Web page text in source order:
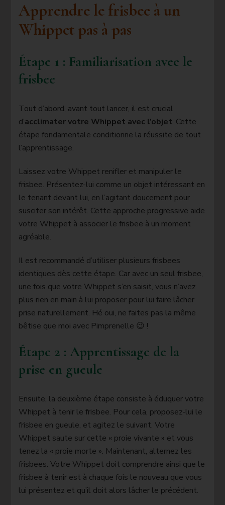
Apprendre le frisbee à un
Whippet pas à pas
Étape 1 : Familiarisation avec le
frisbee
Tout d’abord, avant tout lancer, il est crucial
d’acclimater votre Whippet avec l’objet. Cette
étape fondamentale conditionne la réussite de tout
l’apprentissage.
Laissez votre Whippet renifler et manipuler le
frisbee. Présentez-lui comme un objet intéressant en
le tenant devant lui, en l’agitant doucement pour
susciter son intérêt. Cette approche progressive aide
votre Whippet à associer le frisbee à un moment
agréable.
Il est recommandé d’utiliser plusieurs frisbees
identiques dès cette étape. Car avec un seul frisbee,
une fois que votre Whippet s’en saisit, vous n’avez
plus rien en main à lui proposer pour lui faire lâcher
prise naturellement. Hé oui, ne faites pas la même
bêtise que moi avec Pimprenelle 😉 !
Étape 2 : Apprentissage de la
prise en gueule
Ensuite, la deuxième étape consiste à éduquer votre
Whippet à tenir le frisbee. Pour cela, proposez-lui le
frisbee en gueule, et agitez le suivant. Votre
Whippet saute sur cette « proie vivante » et vous
tenez la « proie morte ». Maintenant, alternez les
frisbees. Votre Whippet doit comprendre ainsi que le
frisbee à tenir est à chaque fois le nouveau que vous
lui présentez et qu’il doit alors lâcher le précédent.